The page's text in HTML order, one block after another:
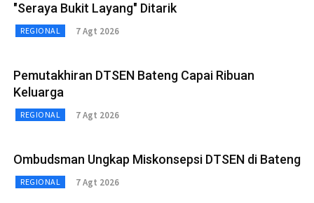
"Seraya Bukit Layang" Ditarik
REGIONAL 7 Agt 2026
Pemutakhiran DTSEN Bateng Capai Ribuan
Keluarga
REGIONAL 7 Agt 2026
Ombudsman Ungkap Miskonsepsi DTSEN di Bateng
REGIONAL 7 Agt 2026